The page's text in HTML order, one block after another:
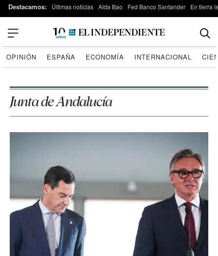
Destacamos: Últimas noticias Aída Bao Fed Banco Santander En tierra
OPINIÓN ESPAÑA ECONOMÍA INTERNACIONAL
Junta de Andalucía